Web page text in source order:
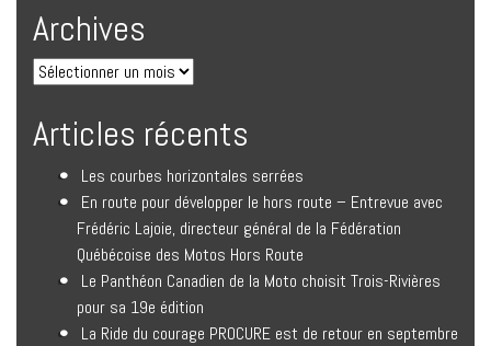
Archives
Articles récents
Les courbes horizontales serrées
En route pour développer le hors route – Entrevue avec
Frédéric Lajoie, directeur général de la Fédération
Québécoise des Motos Hors Route
Le Panthéon Canadien de la Moto choisit Trois-Rivières
pour sa 19e édition
La Ride du courage PROCURE est de retour en septembre